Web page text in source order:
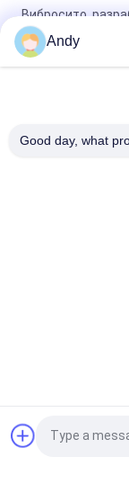
Вибросито,
бережного
материалов в
многоуровневой
Порошок
Машину
Andy
Good day, what